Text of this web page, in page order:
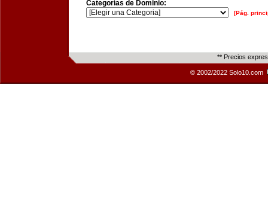
Categorías de Dominio:
[Pág.
** Precios
© 2002/2022 Solo10.com